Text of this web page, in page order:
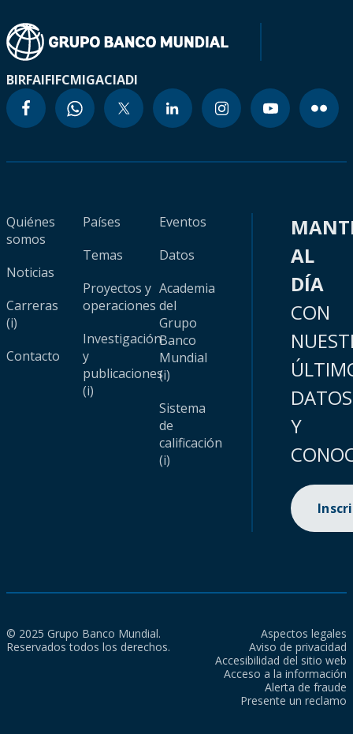
BIRFAIFIFCMIGACIADI
Quiénes
somos
Noticias
Carreras
(i)
Contacto
Países
Temas
Proyectos y
operaciones
Investigación
y
publicaciones
(i)
Eventos
Datos
Academia
del
Grupo
Banco
Mundial
(i)
Sistema
de
calificación
(i)
AL
DÍA
CON
DATOS
Y
© 2025 Grupo Banco Mundial.
Reservados todos los derechos.
Aspectos legales
Aviso de privacidad
Accesibilidad del sitio web
Acceso a la información
Alerta de fraude
Presente un reclamo